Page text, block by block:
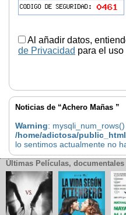
Al añadir datos,
de Privacidad para el
Noticias de “Achero Mañas ”
Warning:
/home/adictosa/
lo sentimos actualmente no
Últimas Películas,